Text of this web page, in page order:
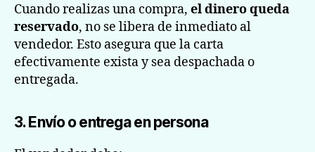
Cuando realizas una compra, el dinero queda
reservado, no se libera de inmediato al
vendedor. Esto asegura que la carta
efectivamente exista y sea despachada o
entregada.
3. Envío o entrega en persona